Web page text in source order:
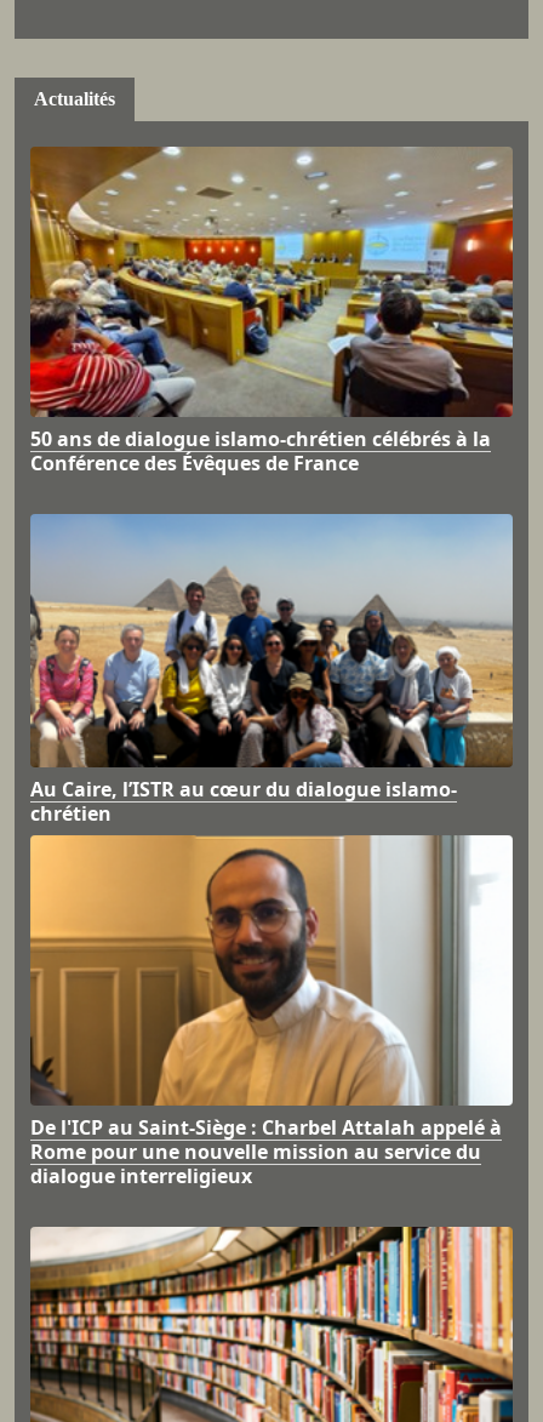
Actualités
50 ans de dialogue islamo-chrétien célébrés à la
Conférence des Évêques de France
Au Caire, l’ISTR au cœur du dialogue islamo-
chrétien
De l'ICP au Saint-Siège : Charbel Attalah appelé à
Rome pour une nouvelle mission au service du
dialogue interreligieux